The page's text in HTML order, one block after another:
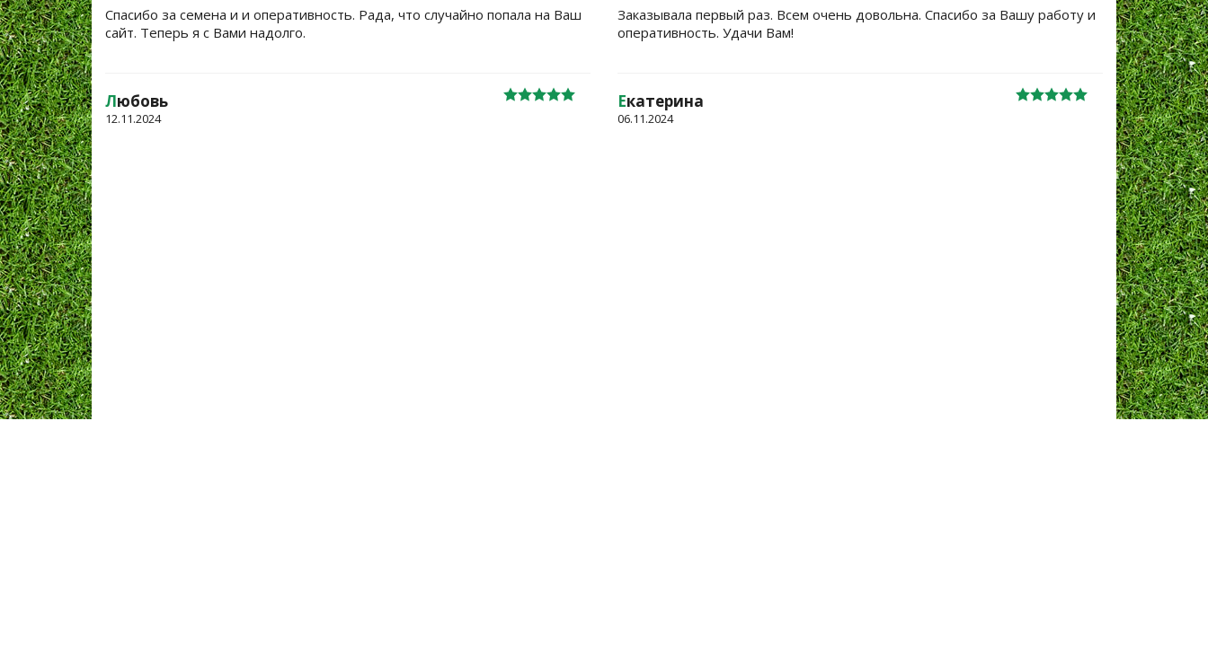
Спасибо за семена и и оперативность. Рада, что случайно попала на Ваш
сайт. Теперь я с Вами надолго.
Любовь
12.11.2024
Заказывала первый раз. Всем очень довольна. Спасибо за Вашу работу и
оперативность. Удачи Вам!
Екатерина
06.11.2024
Большое
уже не
Жанна
06.10.2024